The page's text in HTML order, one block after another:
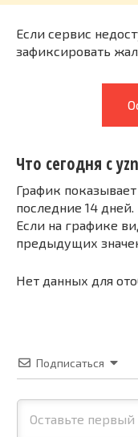
Если сервис
зафиксировать
Что сегодня с
График
последние 14 дней.
Если на графике
предыдущих
Нет данных для
Подписаться